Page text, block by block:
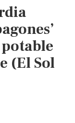
pozos(El Sol